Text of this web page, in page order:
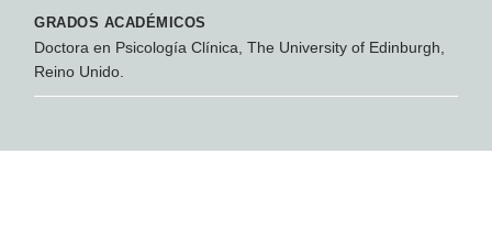
GRADOS ACADÉMICOS
Doctora en Psicología Clínica, The University of Edinburgh,
Reino Unido.